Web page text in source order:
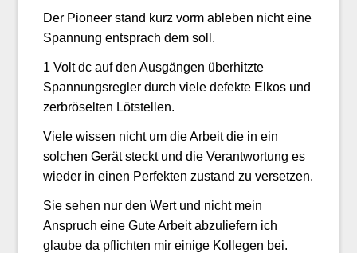
Der Pioneer stand kurz vorm ableben nicht eine
Spannung entsprach dem soll.
1 Volt dc auf den Ausgängen überhitzte
Spannungsregler durch viele defekte Elkos und
zerbröselten Lötstellen.
Viele wissen nicht um die Arbeit die in ein
solchen Gerät steckt und die Verantwortung es
wieder in einen Perfekten zustand zu versetzen.
Sie sehen nur den Wert und nicht mein
Anspruch eine Gute Arbeit abzuliefern ich
glaube da pflichten mir einige Kollegen bei.